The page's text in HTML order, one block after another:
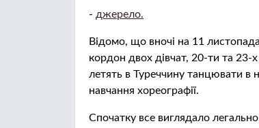
- джерело.
Відомо, що вночі на 11
кордон двох дівчат, 20-ти та 23-
летять в Туреччину танцювати в
навчання хореографії.
Спочатку все виглядало